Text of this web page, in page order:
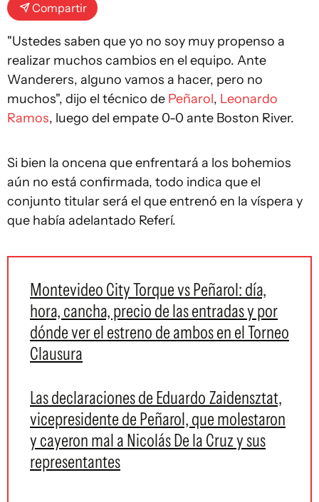
Compartir
"Ustedes saben que yo no soy muy propenso a
realizar muchos cambios en el equipo. Ante
Wanderers, alguno vamos a hacer, pero no
muchos", dijo el técnico de Peñarol, Leonardo
Ramos, luego del empate 0-0 ante Boston River.
Si bien la oncena que enfrentará a los bohemios
aún no está confirmada, todo indica que el
conjunto titular será el que entrenó en la víspera y
que había adelantado Referí.
Montevideo City Torque vs Peñarol: día,
hora, cancha, precio de las entradas y por
dónde ver el estreno de ambos en el Torneo
Clausura
Las declaraciones de Eduardo Zaidensztat,
vicepresidente de Peñarol, que molestaron
y cayeron mal a Nicolás De la Cruz y sus
representantes